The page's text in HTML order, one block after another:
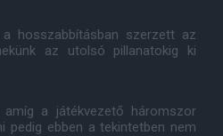
hosszabbításban szerzett az
az utolsó pillanatokig ki
a játékvezető háromszor
pedig ebben a tekintetben nem